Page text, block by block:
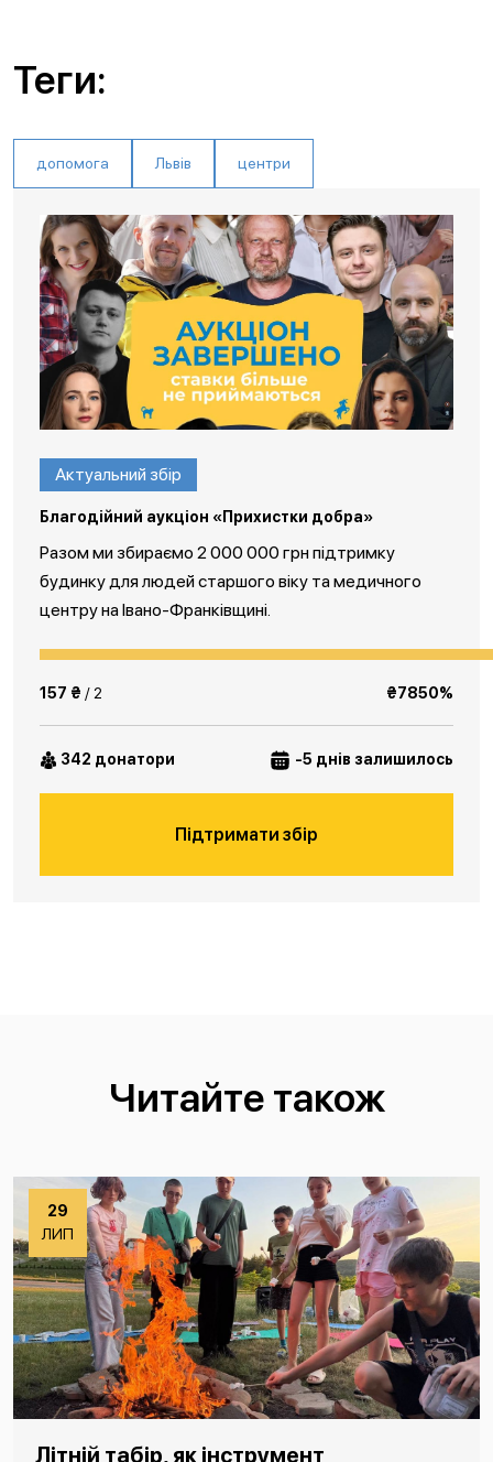
Теги:
допомога Львів центри
Актуальний збір
Благодійний аукціон «Прихистки добра»
Разом ми збираємо 2 000 000 грн підтримку
будинку для людей старшого віку та медичного
центру на Івано-Франківщині.
157 ₴ / 2 ₴7850%
342 донатори -5 днів залишилось
Підтримати збір
Читайте також
29
ЛИП
Літній табір, як інструмент